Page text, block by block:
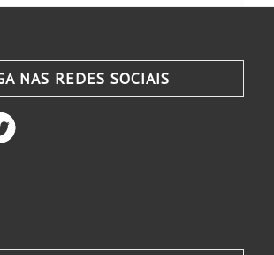
NAS REDES SOCIAIS